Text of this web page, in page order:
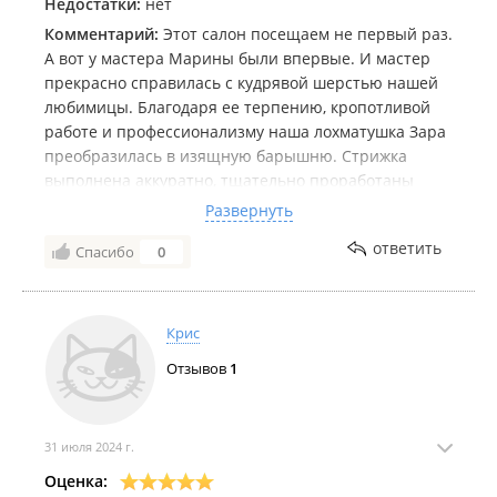
Комментарий: Этот салон посещаем не первый раз.
А вот у мастера Марины были впервые. И мастер
прекрасно справилась с кудрявой шерстью нашей
любимицы. Благодаря ее терпению, кропотливой
работе и профессионализму наша лохматушка Зара
преобразилась в изящную барышню. Стрижка
выполнена аккуратно, тщательно проработаны
проблемные места. Наша Зара - девушка с
характером, но Марина смогла найти к ней подход.
Большое спасибо Марине за качественную работу и
Развернуть
Спасибо 0 ответить
Крис
Отзывов 1
31 июля 2024 г.
Оценка: